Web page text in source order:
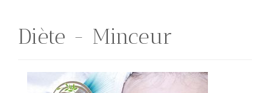
Diète - Minceur